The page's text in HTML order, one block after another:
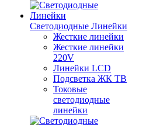
Светодиодные Линейки
Жесткие линейки
Жесткие линейки
220V
Линейки LCD
Подсветка ЖК ТВ
Токовые
светодиодные
линейки